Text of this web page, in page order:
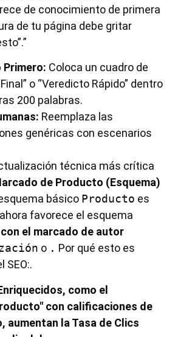
de conocimiento de primera
de tu página debe gritar
Primero: Coloca un cuadro de
o “Veredicto Rápido” dentro
200 palabras.
Reemplaza las
genéricas con escenarios
técnica más crítica
de Producto (Esquema)
básico Producto es
favorece el esquema
el marcado de autor
o . Por qué esto es
SEO:.
como el
con calificaciones de
aumentan la Tasa de Clics